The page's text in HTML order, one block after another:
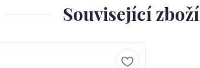
Související zboží